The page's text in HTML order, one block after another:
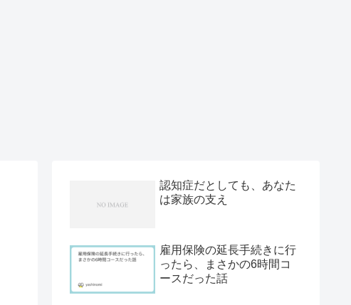
認知症だとしても、あなた
は家族の支え
雇用保険の延長手続きに行
ったら、まさかの6時間コ
ースだった話